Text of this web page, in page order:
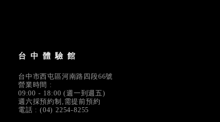
台中體驗館
台中市西屯區河南路四段66號
營業時間 :
09:00 - 18:00 (週一到週五)
週六採預約制,需提前預約
電話 : (04) 2254-8255